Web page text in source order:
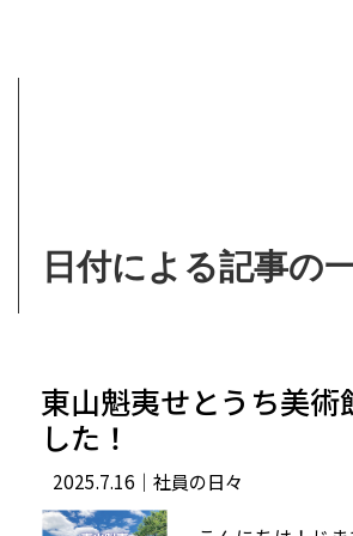
日付による記事の
東山魁夷せとうち美術
した！
2025.7.16 ｜社員の日々